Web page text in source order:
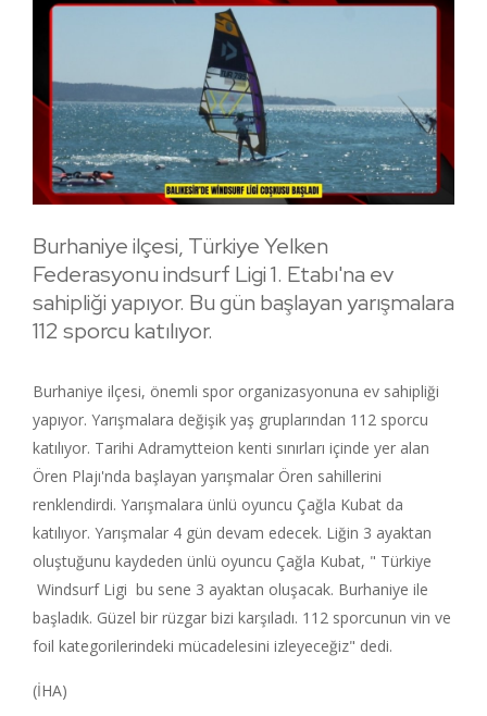
Burhaniye ilçesi, Türkiye Yelken
Federasyonu indsurf Ligi 1. Etabı'na ev
sahipliği yapıyor. Bu gün başlayan yarışmalara
112 sporcu katılıyor.
Burhaniye ilçesi, önemli spor organizasyonuna ev sahipliği
yapıyor. Yarışmalara değişik yaş gruplarından 112 sporcu
katılıyor. Tarihi Adramytteion kenti sınırları içinde yer alan
Ören Plajı'nda başlayan yarışmalar Ören sahillerini
renklendirdi. Yarışmalara ünlü oyuncu Çağla Kubat da
katılıyor. Yarışmalar 4 gün devam edecek. Liğin 3 ayaktan
oluştuğunu kaydeden ünlü oyuncu Çağla Kubat, " Türkiye
Windsurf Ligi bu sene 3 ayaktan oluşacak. Burhaniye ile
başladık. Güzel bir rüzgar bizi karşıladı. 112 sporcunun vin ve
foil kategorilerindeki mücadelesini izleyeceğiz" dedi.
(İHA)